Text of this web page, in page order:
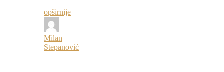
opširnije
Milan
Stepanović